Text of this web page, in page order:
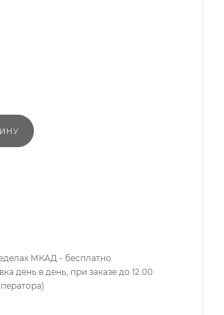
МКАД - бесплатно
день в день, при заказе до 12.00